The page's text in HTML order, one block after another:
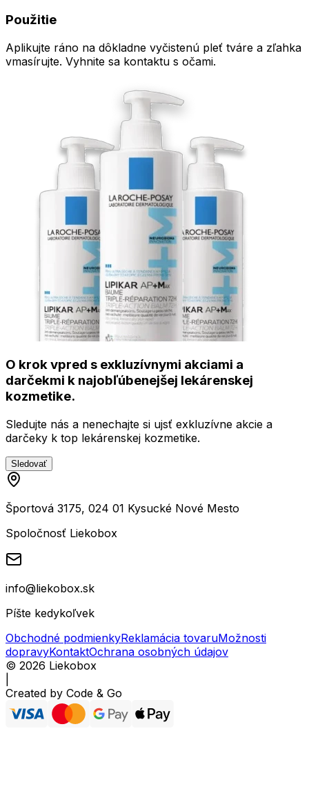
Použitie
Aplikujte ráno na dôkladne vyčistenú pleť tváre a zľahka
vmasírujte. Vyhnite sa kontaktu s očami.
O krok vpred s exkluzívnymi akciami a
darčekmi k najobľúbenejšej lekárenskej
kozmetike.
Sledujte nás a nenechajte si ujsť exkluzívne akcie a
darčeky k top lekárenskej kozmetike.
Sledovať
Športová 3175, 024 01 Kysucké Nové Mesto
Spoločnosť Liekobox
info@liekobox.sk
Píšte kedykoľvek
Obchodné podmienkyReklamácia tovaruMožnosti
dopravyKontaktOchrana osobných údajov
© 2026 Liekobox
Created by Code & Go